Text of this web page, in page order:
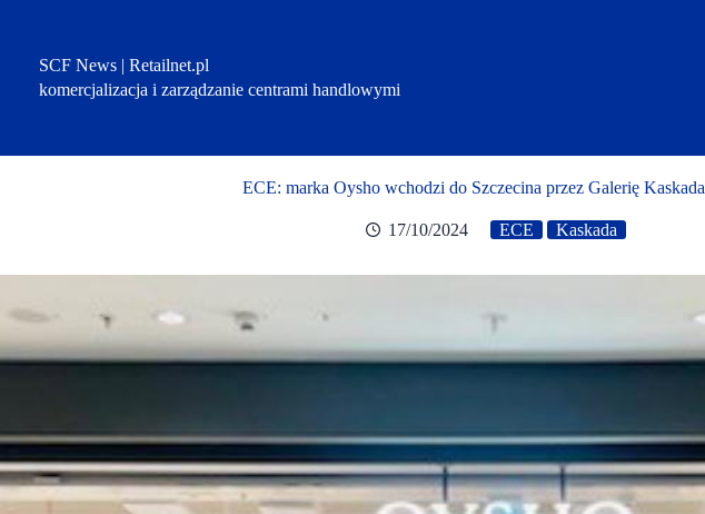
SCF News | Retailnet.pl
komercjalizacja i zarządzanie centrami handlowymi
ECE: marka Oysho wchodzi do Szczecina przez Galerię Kaskada
17/10/2024 ECE Kaskada